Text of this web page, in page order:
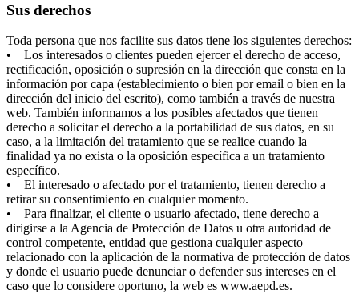
Sus derechos
Toda persona que nos facilite sus datos tiene los siguientes derechos:
• Los interesados o clientes pueden ejercer el derecho de acceso,
rectificación, oposición o supresión en la dirección que consta en la
información por capa (establecimiento o bien por email o bien en la
dirección del inicio del escrito), como también a través de nuestra
web. También informamos a los posibles afectados que tienen
derecho a solicitar el derecho a la portabilidad de sus datos, en su
caso, a la limitación del tratamiento que se realice cuando la
finalidad ya no exista o la oposición específica a un tratamiento
específico.
• El interesado o afectado por el tratamiento, tienen derecho a
retirar su consentimiento en cualquier momento.
• Para finalizar, el cliente o usuario afectado, tiene derecho a
dirigirse a la Agencia de Protección de Datos u otra autoridad de
control competente, entidad que gestiona cualquier aspecto
relacionado con la aplicación de la normativa de protección de datos
y donde el usuario puede denunciar o defender sus intereses en el
caso que lo considere oportuno, la web es www.aepd.es.